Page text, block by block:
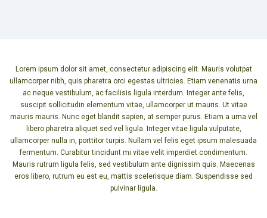
Lorem ipsum dolor sit amet, consectetur adipiscing elit. Mauris volutpat
ullamcorper nibh, quis pharetra orci egestas ultricies. Etiam venenatis urna
ac neque vestibulum, ac facilisis ligula interdum. Integer ante felis,
suscipit sollicitudin elementum vitae, ullamcorper ut mauris. Ut vitae
mauris mauris. Nunc eget blandit sapien, at semper purus. Etiam a urna vel
libero pharetra aliquet sed vel ligula. Integer vitae ligula vulputate,
ullamcorper nulla in, porttitor turpis. Nullam vel felis eget ipsum malesuada
fermentum. Curabitur tincidunt mi vitae velit imperdiet condimentum.
Mauris rutrum ligula felis, sed vestibulum ante dignissim quis. Maecenas
eros libero, rutrum eu est eu, mattis scelerisque diam. Suspendisse sed
pulvinar ligula.